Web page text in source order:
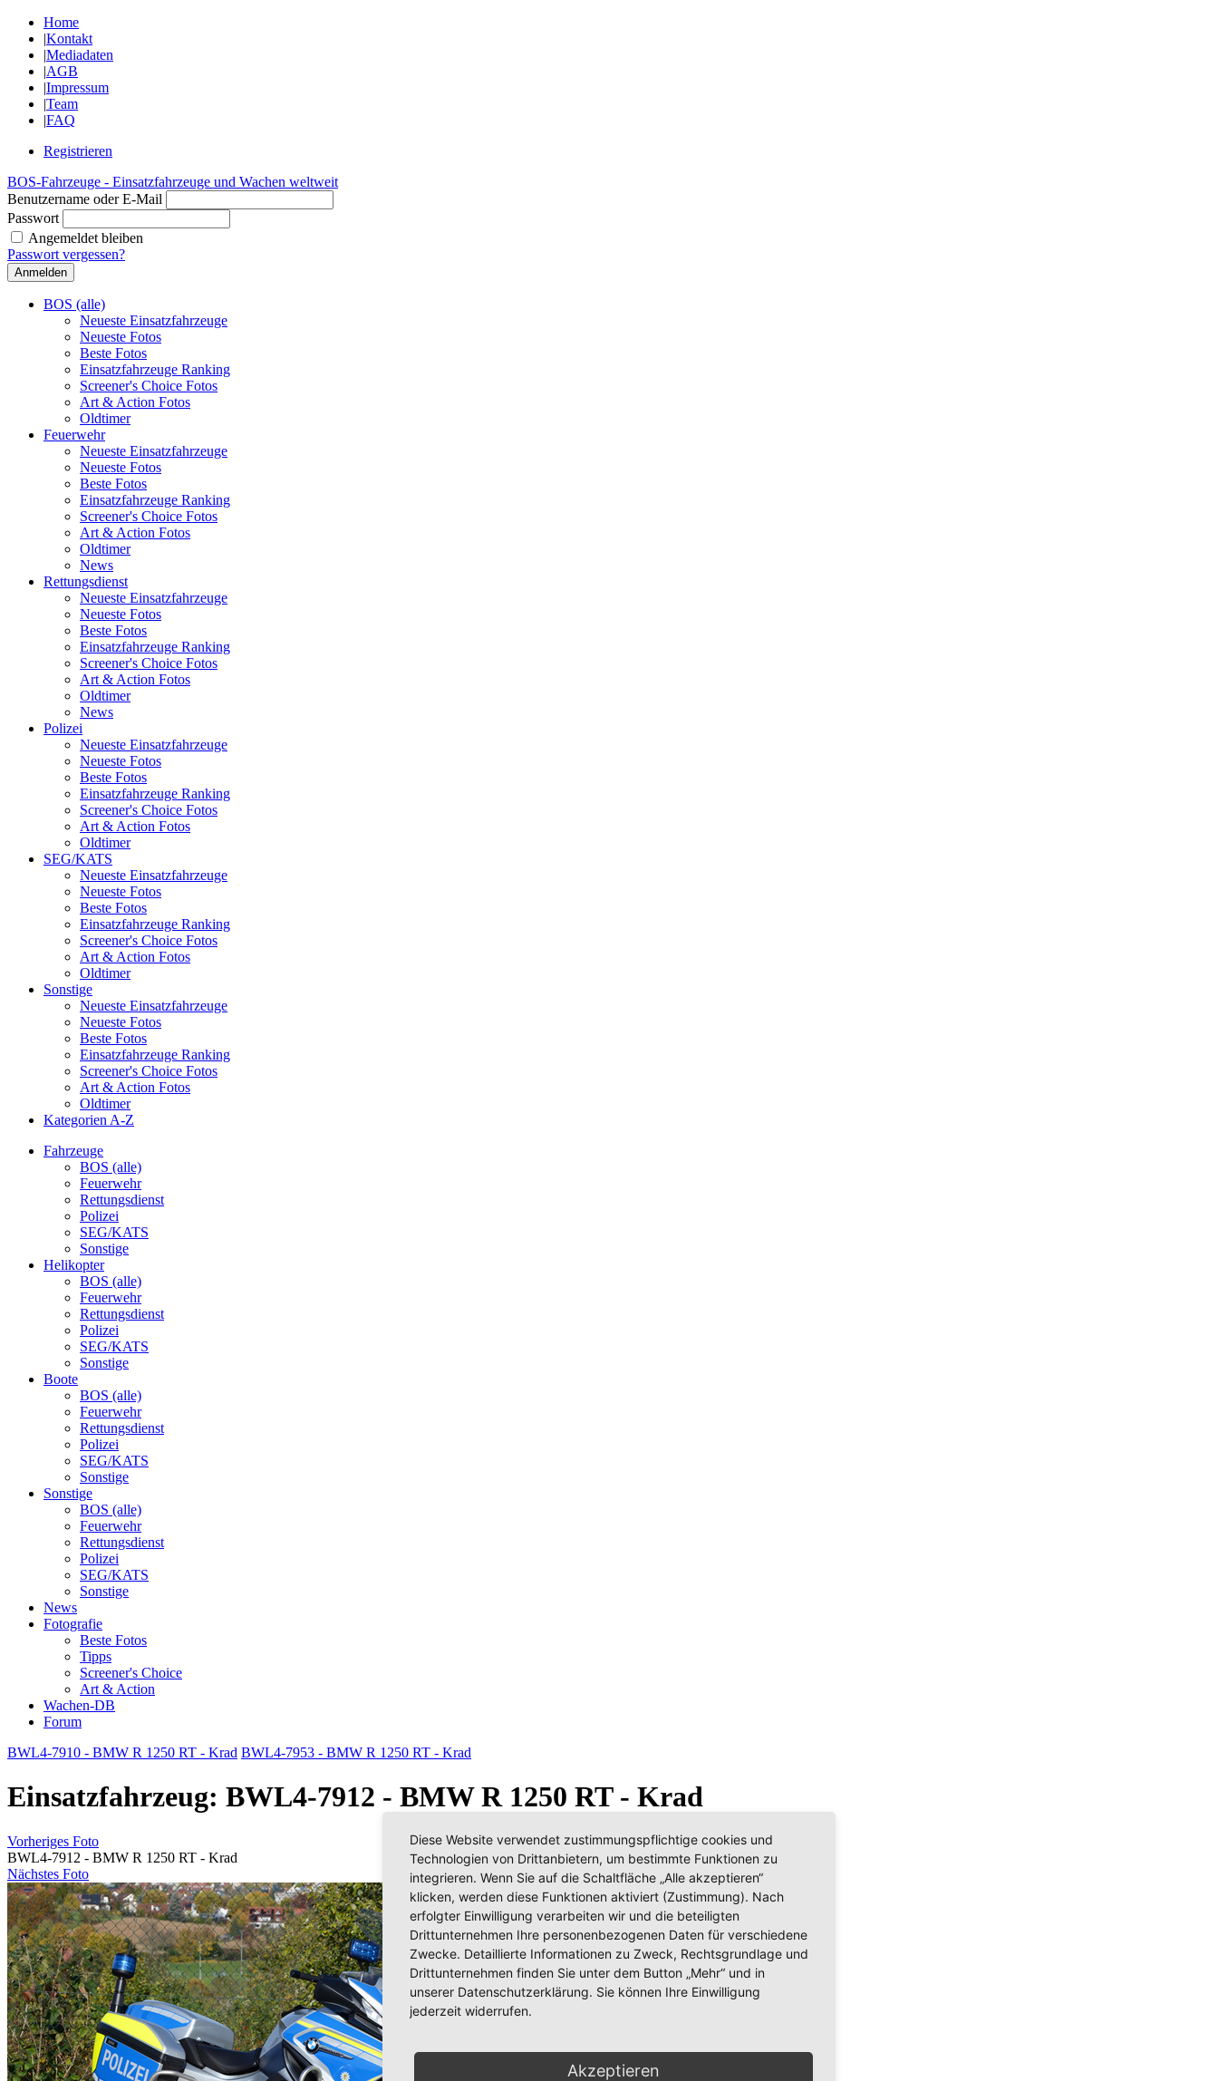
Home
|Kontakt
|Mediadaten
|AGB
|Impressum
|Team
|FAQ
Registrieren
BOS-Fahrzeuge - Einsatzfahrzeuge und Wachen weltweit
Benutzername oder E-Mail
Passwort
Angemeldet bleiben
Passwort vergessen?
BOS (alle)
Neueste Einsatzfahrzeuge
Neueste Fotos
Beste Fotos
Einsatzfahrzeuge Ranking
Screener's Choice Fotos
Art & Action Fotos
Oldtimer
Feuerwehr
Neueste Einsatzfahrzeuge
Neueste Fotos
Beste Fotos
Einsatzfahrzeuge Ranking
Screener's Choice Fotos
Art & Action Fotos
Oldtimer
News
Rettungsdienst
Neueste Einsatzfahrzeuge
Neueste Fotos
Beste Fotos
Einsatzfahrzeuge Ranking
Screener's Choice Fotos
Art & Action Fotos
Oldtimer
News
Polizei
Neueste Einsatzfahrzeuge
Neueste Fotos
Beste Fotos
Einsatzfahrzeuge Ranking
Screener's Choice Fotos
Art & Action Fotos
Oldtimer
SEG/KATS
Neueste Einsatzfahrzeuge
Neueste Fotos
Beste Fotos
Einsatzfahrzeuge Ranking
Screener's Choice Fotos
Art & Action Fotos
Oldtimer
Sonstige
Neueste Einsatzfahrzeuge
Neueste Fotos
Beste Fotos
Einsatzfahrzeuge Ranking
Screener's Choice Fotos
Art & Action Fotos
Oldtimer
Kategorien A-Z
Fahrzeuge
BOS (alle)
Feuerwehr
Rettungsdienst
Polizei
SEG/KATS
Sonstige
Helikopter
BOS (alle)
Feuerwehr
Rettungsdienst
Polizei
SEG/KATS
Sonstige
Boote
BOS (alle)
Feuerwehr
Rettungsdienst
Polizei
SEG/KATS
Sonstige
Sonstige
BOS (alle)
Feuerwehr
Rettungsdienst
Polizei
SEG/KATS
Sonstige
News
Fotografie
Beste Fotos
Tipps
Screener's Choice
Art & Action
Wachen-DB
Forum
BWL4-7910 - BMW R 1250 RT - Krad BWL4-7953 - BMW R 1250 RT - Krad
Einsatzfahrzeug: BWL4-7912 - BMW R 1250 RT - Krad
Vorheriges Foto
BWL4-7912 - BMW R 1250 RT - Krad
Nächstes Foto
Diese Website verwendet zustimmungspflichtige cookies und
Technologien von Drittanbietern, um bestimmte Funktionen zu
integrieren. Wenn Sie auf die Schaltfläche „Alle akzeptieren“
klicken, werden diese Funktionen aktiviert (Zustimmung). Nach
erfolgter Einwilligung verarbeiten wir und die beteiligten
Drittunternehmen Ihre personenbezogenen Daten für verschiedene
Zwecke. Detaillierte Informationen zu Zweck, Rechtsgrundlage und
Drittunternehmen finden Sie unter dem Button „Mehr“ und in
unserer Datenschutzerklärung. Sie können Ihre Einwilligung
jederzeit widerrufen.
Akzeptieren